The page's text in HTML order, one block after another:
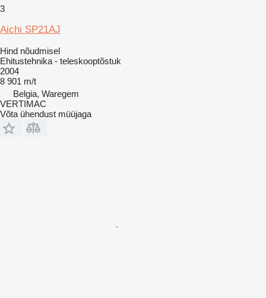
3
Aichi SP21AJ
Hind nõudmisel
Ehitustehnika - teleskooptõstuk
2004
8 901 m/t
Belgia, Waregem
VERTIMAC
Võta ühendust müüjaga